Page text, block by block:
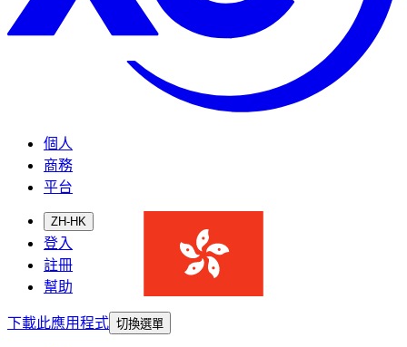
個人
商務
平台
ZH-HK
登入
註冊
幫助
下載此應用程式 切換選單